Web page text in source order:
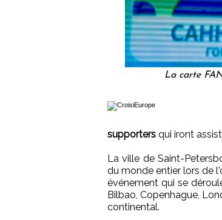
La carte
supporters qui iront
La ville de Saint-
du monde entier lors de
événement qui se
Bilbao, Copenhague,
continental.